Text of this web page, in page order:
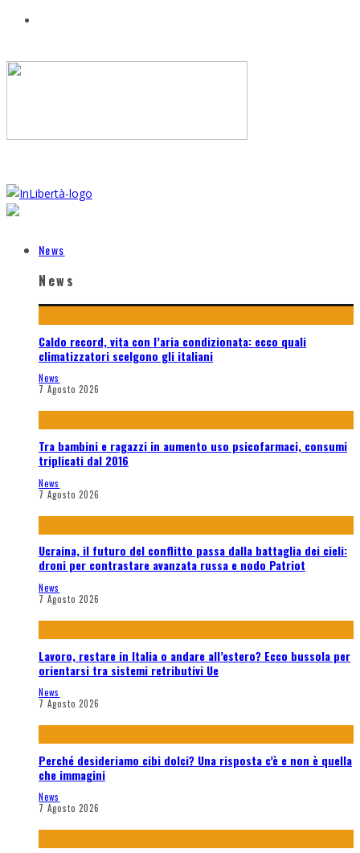
News
News
Caldo record, vita con l’aria condizionata: ecco quali
climatizzatori scelgono gli italiani
News
7 Agosto 2026
Tra bambini e ragazzi in aumento uso psicofarmaci, consumi
triplicati dal 2016
News
7 Agosto 2026
Ucraina, il futuro del conflitto passa dalla battaglia dei cieli:
droni per contrastare avanzata russa e nodo Patriot
News
7 Agosto 2026
Lavoro, restare in Italia o andare all’estero? Ecco bussola per
orientarsi tra sistemi retributivi Ue
News
7 Agosto 2026
Perché desideriamo cibi dolci? Una risposta c’è e non è quella
che immagini
News
7 Agosto 2026